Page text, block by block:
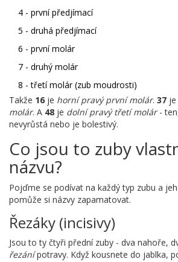
4 - první předjímací
5 - druhá předjímací
6 - první molár
7 - druhý molár
8 - třetí molár (zub moudrosti)
Takže 16 je horní pravý první molár. 37 je
molár. A 48 je dolní pravý třetí molár-
nevyrůstá nebo je bolestivý.
Co jsou to zuby
názvu?
Pojďme se podívat na každý typ zubu a
pomůže si názvy zapamatovat.
Řezáky (incisivy)
Jsou to ty čtyři přední zuby - dva nahoře,
řezánípotravy. Když kousnete do jablka,